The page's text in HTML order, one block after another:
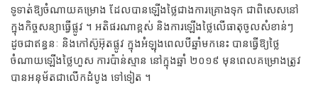
ទូទាត់ឱ្យចំណាយ​គម្រោង ដែល​បានឡើងថ្លៃ​ជាង​ការ​គ្រោងទុក ជាពិសេស​នៅ
ក្នុងកិច្ចសន្យា​ធ្វើ​ផ្លូវ​ ។ អតិផរណា​ខ្ពស់ និងការឡើងថ្លៃ​លើ​ធាតុ​ចូល​សំខាន់ៗ​
ដូចជា​ឥន្ធនៈ និងកៅស៊ូអ៊ុត​ផ្លូវ ក្នុងអំឡុងពេល​បីឆ្នាំមកនេះ បានធ្វើឱ្យ​ថ្លៃ
ចំណាយ​ឡើង​ថ្លៃ​ហួស ការ​ប៉ាន់​ស្មាន​ នៅក្នុងឆ្នាំ ២០១៩ ​មុនពេល​គម្រោង​ត្រូវ​
បានអនុម័ត​ជាលើក​ដំបូង ទៅទៀត ។